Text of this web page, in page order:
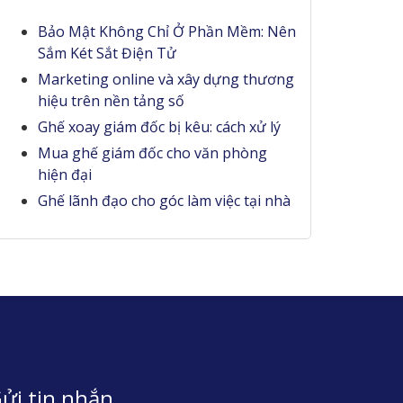
Bảo Mật Không Chỉ Ở Phần Mềm: Nên
Sắm Két Sắt Điện Tử
Marketing online và xây dựng thương
hiệu trên nền tảng số
Ghế xoay giám đốc bị kêu: cách xử lý
Mua ghế giám đốc cho văn phòng
hiện đại
Ghế lãnh đạo cho góc làm việc tại nhà